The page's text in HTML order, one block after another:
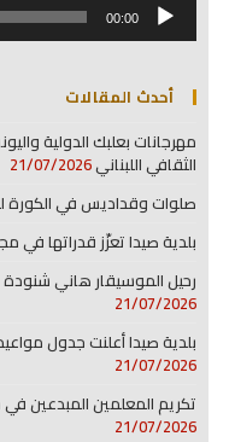
00:00
أحدث المقالات
مهرجانات بعلبك الدولية
الثقافي اللبناني21/07/2026
صلوات وقداديس في الكورة
بلدية صيدا تعزّز قدراتها في
رحيل الموسيقار هاني شنودة
21/07/2026
بلدية صيدا أعلنت جدول
21/07/2026
تكريم المعلمين المبدعين في
21/07/2026